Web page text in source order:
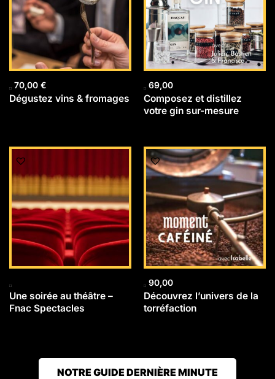
70,00 €
Dégustez vins & fromages
69,00
Composez et distillez
votre gin sur-mesure
Une soirée au théâtre –
Fnac Spectacles
90,00
Découvrez l’univers de la
torréfaction
NOTRE GUIDE DERNIÈRE MINUTE